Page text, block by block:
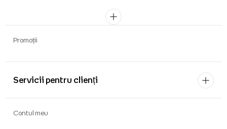
Promoții
Servicii pentru clienți
Contul meu